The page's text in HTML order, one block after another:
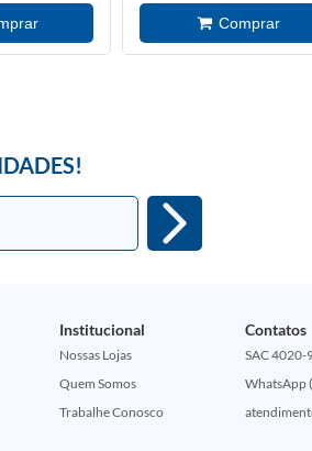
Institucional
Nossas Lojas
Quem Somos
Trabalhe Conosco
Contatos
SAC 4020-
WhatsApp